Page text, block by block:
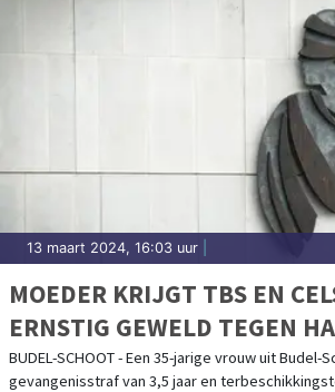
13 maart 2024, 16:03 uur
MOEDER KRIJGT TBS EN
ERNSTIG GEWELD TEGEN
BUDEL-SCHOOT - Een 35-jarige vrouw uit Budel-
gevangenisstraf van 3,5 jaar en